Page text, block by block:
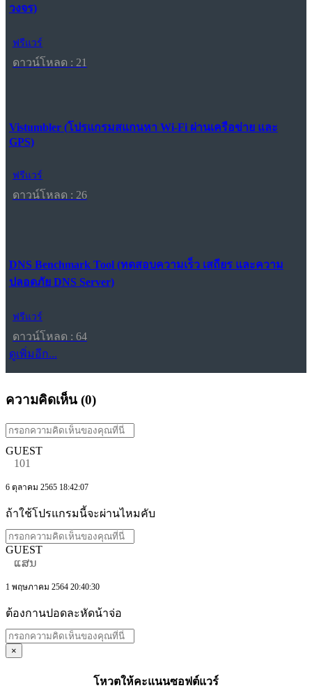
วงจร)
ฟรีแวร์
ดาวน์โหลด : 21
Vistumbler (โปรแกรมสแกนหา Wi-Fi ผ่านเครือข่าย และ
GPS)
ฟรีแวร์
ดาวน์โหลด : 26
DNS Benchmark Tool (ทดสอบความเร็ว เสถียร และความ
ปลอดภัย DNS Server)
ฟรีแวร์
ดาวน์โหลด : 64
ดูเพิ่มอีก...
ความคิดเห็น (0)
GUEST
101
6 ตุลาคม 2565 18:42:07
ถ้าใช้โปรแกรมนี้จะผ่านไหมคับ
GUEST
ແສນ
1 พฤษภาคม 2564 20:40:30
ต้องกานปอดละหัดน้าจ่อ
×
โหวตให้คะแนนซอฟต์แวร์